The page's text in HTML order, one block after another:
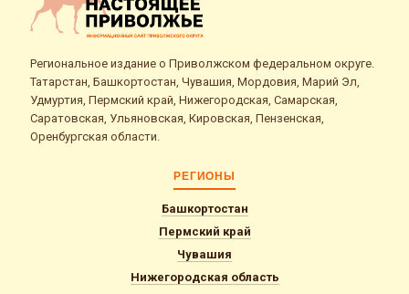
Региональное издание о Приволжском федеральном округе.
Татарстан, Башкортостан, Чувашия, Мордовия, Марий Эл,
Удмуртия, Пермский край, Нижегородская, Самарская,
Саратовская, Ульяновская, Кировская, Пензенская,
Оренбургская области.
РЕГИОНЫ
Башкортостан
Пермский край
Чувашия
Нижегородская область